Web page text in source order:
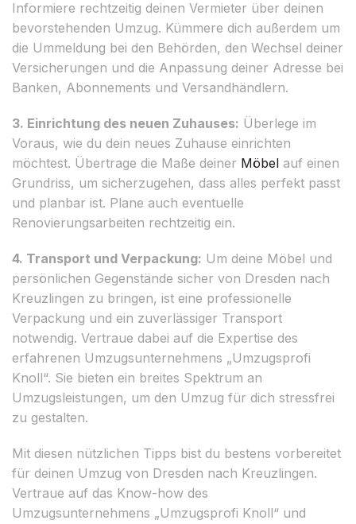
Informiere rechtzeitig deinen Vermieter über deinen
bevorstehenden Umzug. Kümmere dich außerdem um
die Ummeldung bei den Behörden, den Wechsel deiner
Versicherungen und die Anpassung deiner Adresse bei
Banken, Abonnements und Versandhändlern.
3. Einrichtung des neuen Zuhauses: Überlege im
Voraus, wie du dein neues Zuhause einrichten
möchtest. Übertrage die Maße deiner Möbel auf einen
Grundriss, um sicherzugehen, dass alles perfekt passt
und planbar ist. Plane auch eventuelle
Renovierungsarbeiten rechtzeitig ein.
4. Transport und Verpackung: Um deine Möbel und
persönlichen Gegenstände sicher von Dresden nach
Kreuzlingen zu bringen, ist eine professionelle
Verpackung und ein zuverlässiger Transport
notwendig. Vertraue dabei auf die Expertise des
erfahrenen Umzugsunternehmens „Umzugsprofi
Knoll“. Sie bieten ein breites Spektrum an
Umzugsleistungen, um den Umzug für dich stressfrei
zu gestalten.
Mit diesen nützlichen Tipps bist du bestens vorbereitet
für deinen Umzug von Dresden nach Kreuzlingen.
Vertraue auf das Know-how des
Umzugsunternehmens „Umzugsprofi Knoll“ und